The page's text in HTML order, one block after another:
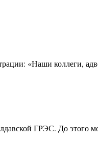
«Наши коллеги,
ГРЭС. До этого